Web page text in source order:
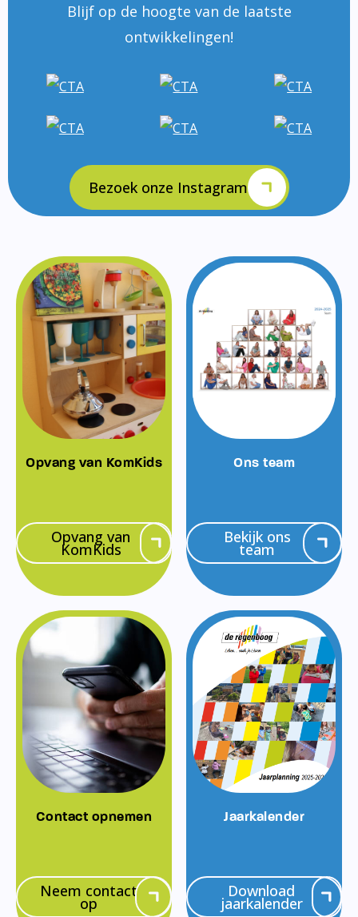
Blijf op de hoogte van de laatste
ontwikkelingen!
Bezoek onze Instagram
Opvang van KomKids
Opvang van
KomKids
Ons team
Bekijk ons
team
Contact opnemen
Neem contact
op
Jaarkalender
Download
jaarkalender